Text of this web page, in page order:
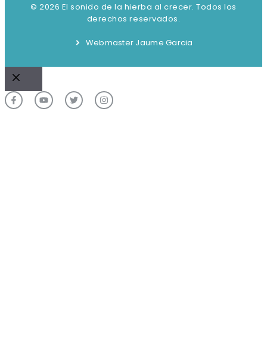
© 2026 El sonido de la hierba al crecer. Todos los
derechos reservados.
Webmaster Jaume Garcia
Cerrar